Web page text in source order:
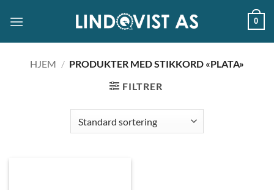
0
HJEM / PRODUKTER MED STIKKORD «PLATA»
FILTRER